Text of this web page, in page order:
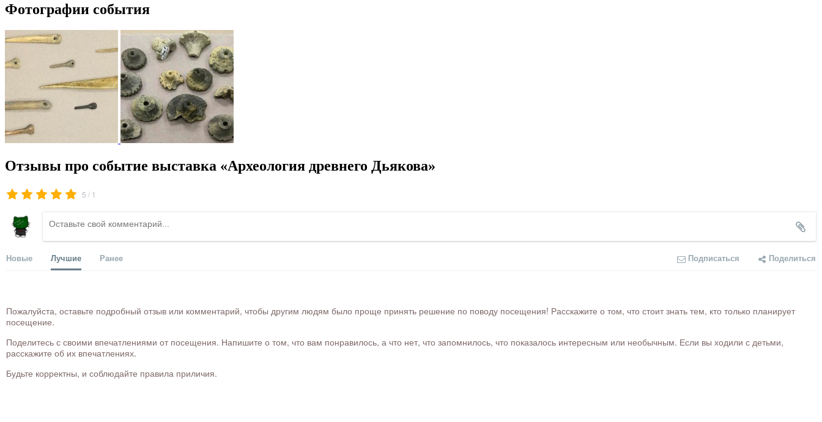
Фотографии события
Отзывы про событие выставка «Археология древнего Дьякова»
5 / 1
Новые Лучшие Ранее Подписаться Поделиться
Пожалуйста, оставьте подробный отзыв или комментарий, чтобы другим людям было проще принять решение по поводу посещения! Расскажите о том, что стоит знать тем, кто только планирует
посещение.
Поделитесь с своими впечатлениями от посещения. Напишите о том, что вам понравилось, а что нет, что запомнилось, что показалось интересным или необычным. Если вы ходили с детьми,
расскажите об их впечатлениях.
Будьте корректны, и соблюдайте правила приличия.